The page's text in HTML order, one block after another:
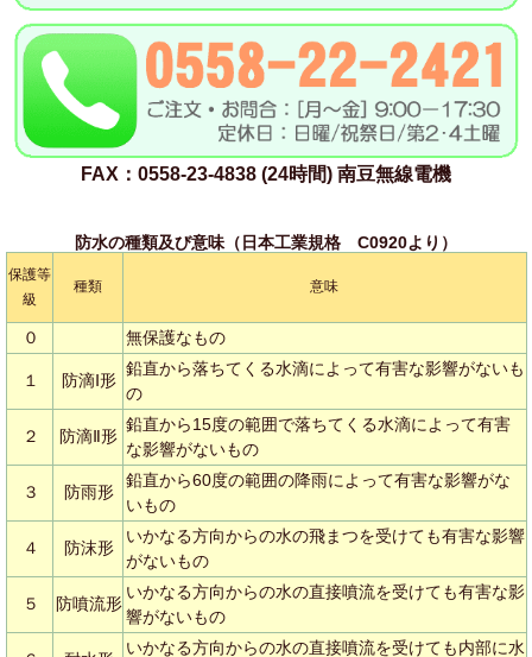
FAX：0558-23-4838 (24時間) 南豆無線電機
防水の種類及び意味（日本工業規格 C0920より）
保護等
級
種類 意味
０ 無保護なもの
１ 防滴Ⅰ形
鉛直から落ちてくる水滴によって有害な影響がないも
の
２ 防滴Ⅱ形
鉛直から15度の範囲で落ちてくる水滴によって有害
な影響がないもの
３ 防雨形
鉛直から60度の範囲の降雨によって有害な影響がな
いもの
４ 防沫形
いかなる方向からの水の飛まつを受けても有害な影響
がないもの
５ 防噴流形
いかなる方向からの水の直接噴流を受けても有害な影
響がないもの
いかなる方向からの水の直接噴流を受けても内部に水